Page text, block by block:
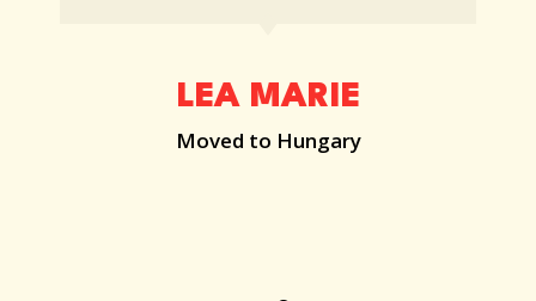
LEA MARIE
Moved to Hungary